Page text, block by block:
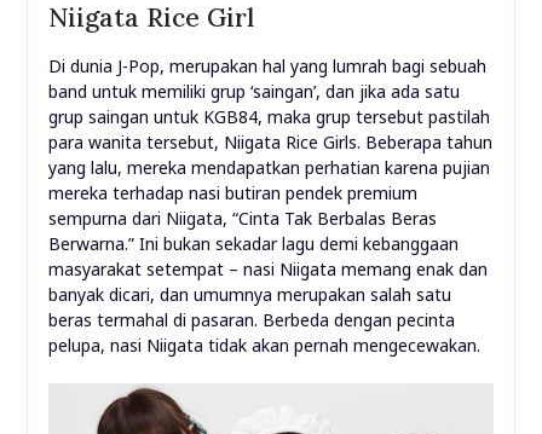
Niigata Rice Girl
Di dunia J-Pop, merupakan hal yang lumrah bagi sebuah
band untuk memiliki grup ‘saingan’, dan jika ada satu
grup saingan untuk KGB84, maka grup tersebut pastilah
para wanita tersebut, Niigata Rice Girls. Beberapa tahun
yang lalu, mereka mendapatkan perhatian karena pujian
mereka terhadap nasi butiran pendek premium
sempurna dari Niigata, “Cinta Tak Berbalas Beras
Berwarna.” Ini bukan sekadar lagu demi kebanggaan
masyarakat setempat – nasi Niigata memang enak dan
banyak dicari, dan umumnya merupakan salah satu
beras termahal di pasaran. Berbeda dengan pecinta
pelupa, nasi Niigata tidak akan pernah mengecewakan.